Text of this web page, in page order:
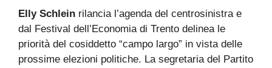
Elly Schlein rilancia l’agenda del centrosinistra e
dal Festival dell’Economia di Trento delinea le
priorità del cosiddetto “campo largo” in vista delle
prossime elezioni politiche. La segretaria del Partito